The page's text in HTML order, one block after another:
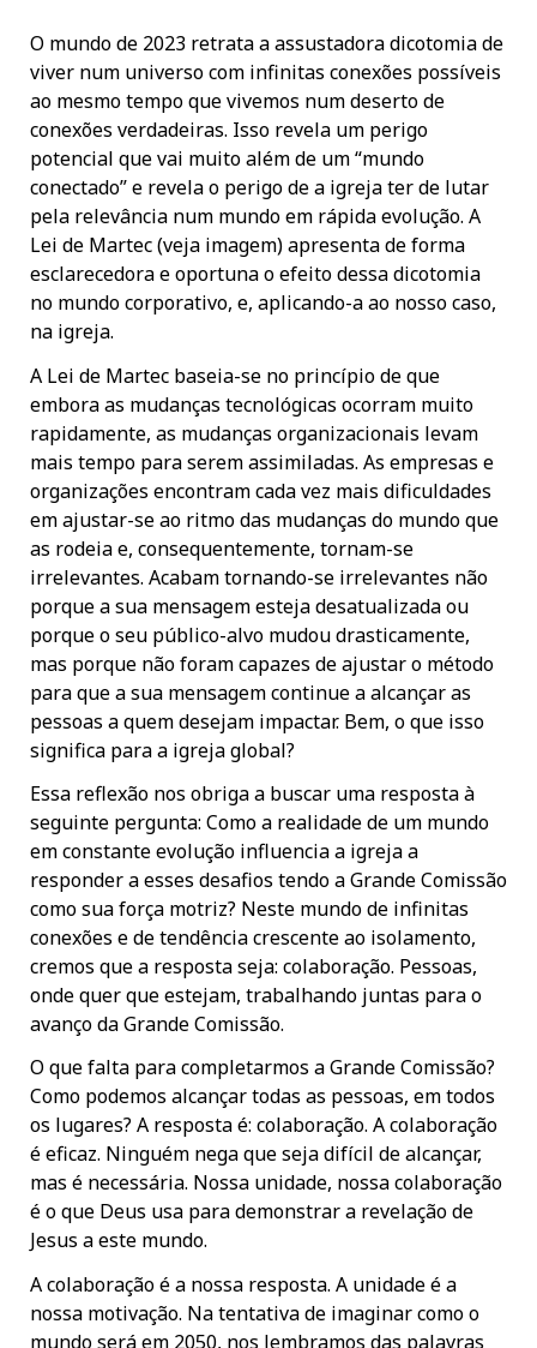
O mundo de 2023 retrata a assustadora dicotomia de
viver num universo com infinitas conexões possíveis
ao mesmo tempo que vivemos num deserto de
conexões verdadeiras. Isso revela um perigo
potencial que vai muito além de um “mundo
conectado” e revela o perigo de a igreja ter de lutar
pela relevância num mundo em rápida evolução. A
Lei de Martec (veja imagem) apresenta de forma
esclarecedora e oportuna o efeito dessa dicotomia
no mundo corporativo, e, aplicando-a ao nosso caso,
na igreja.
A Lei de Martec baseia-se no princípio de que
embora as mudanças tecnológicas ocorram muito
rapidamente, as mudanças organizacionais levam
mais tempo para serem assimiladas. As empresas e
organizações encontram cada vez mais dificuldades
em ajustar-se ao ritmo das mudanças do mundo que
as rodeia e, consequentemente, tornam-se
irrelevantes. Acabam tornando-se irrelevantes não
porque a sua mensagem esteja desatualizada ou
porque o seu público-alvo mudou drasticamente,
mas porque não foram capazes de ajustar o método
para que a sua mensagem continue a alcançar as
pessoas a quem desejam impactar. Bem, o que isso
significa para a igreja global?
Essa reflexão nos obriga a buscar uma resposta à
seguinte pergunta: Como a realidade de um mundo
em constante evolução influencia a igreja a
responder a esses desafios tendo a Grande Comissão
como sua força motriz? Neste mundo de infinitas
conexões e de tendência crescente ao isolamento,
cremos que a resposta seja: colaboração. Pessoas,
onde quer que estejam, trabalhando juntas para o
avanço da Grande Comissão.
O que falta para completarmos a Grande Comissão?
Como podemos alcançar todas as pessoas, em todos
os lugares? A resposta é: colaboração. A colaboração
é eficaz. Ninguém nega que seja difícil de alcançar,
mas é necessária. Nossa unidade, nossa colaboração
é o que Deus usa para demonstrar a revelação de
Jesus a este mundo.
A colaboração é a nossa resposta. A unidade é a
nossa motivação. Na tentativa de imaginar como o
mundo será em 2050, nos lembramos das palavras